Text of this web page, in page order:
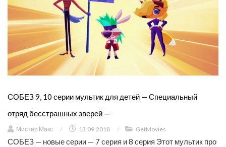
СОБЕЗ 9, 10 серии мультик для детей — Специальный
отряд бесстрашных зверей —
Мистер Макс / 13.09.2018 / GetMovies
СОБЕЗ — новые серии — 7 серия и 8 серия Этот мультик про